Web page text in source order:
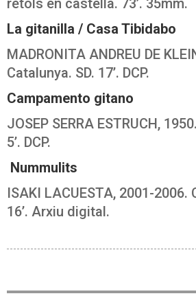
La gitanilla / Casa Tibidabo
MADRONITA ANDREU DE
Catalunya. SD. 17’. DCP.
Campamento gitano
JOSEP SERRA ESTRUCH,
5’. DCP.
Nummulits
ISAKI LACUESTA, 2001-2006.
16’. Arxiu digital.